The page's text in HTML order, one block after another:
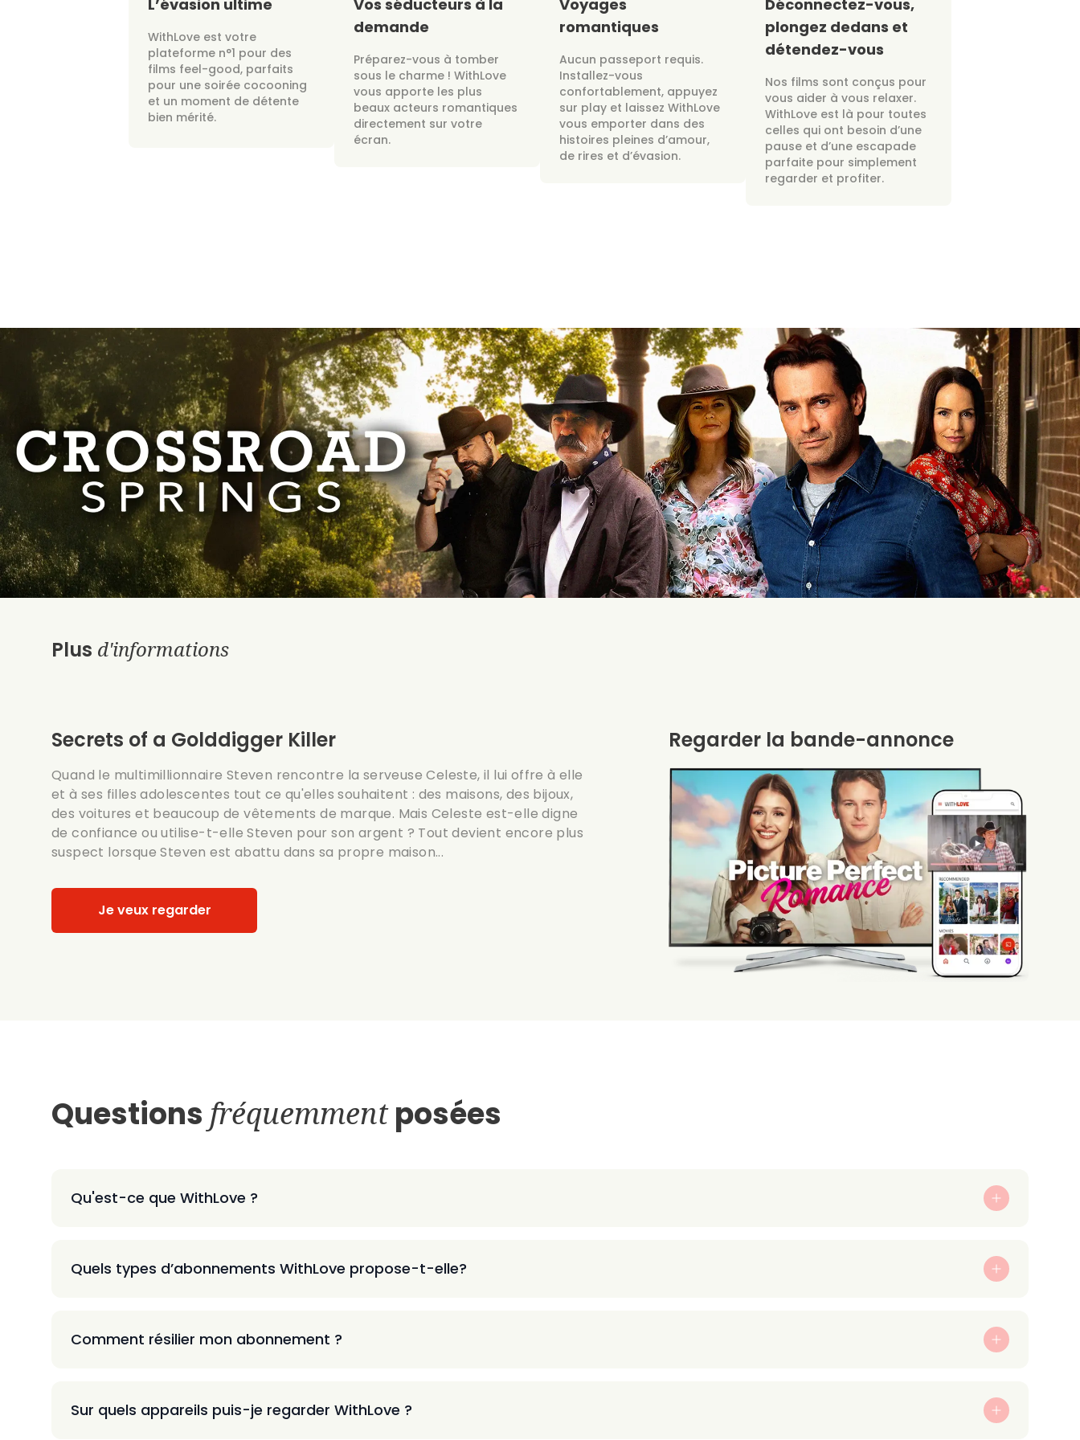
L’évasion ultime
WithLove est votre
plateforme n°1 pour des
films feel-good, parfaits
pour une soirée cocooning
et un moment de détente
bien mérité.
Vos séducteurs à la
demande
Préparez-vous à tomber
sous le charme ! WithLove
vous apporte les plus
beaux acteurs romantiques
directement sur votre
écran.
Voyages
romantiques
Aucun passeport requis.
Installez-vous
confortablement, appuyez
sur play et laissez WithLove
vous emporter dans des
histoires pleines d’amour,
de rires et d’évasion.
Déconnectez-vous,
plongez dedans et
détendez-vous
Nos films sont conçus pour
vous aider à vous relaxer.
WithLove est là pour toutes
celles qui ont besoin d’une
pause et d’une escapade
parfaite pour simplement
regarder et profiter.
Plus d'informations
Secrets of a Golddigger Killer
Quand le multimillionnaire Steven rencontre la serveuse Celeste, il lui offre à elle
et à ses filles adolescentes tout ce qu'elles souhaitent : des maisons, des bijoux,
des voitures et beaucoup de vêtements de marque. Mais Celeste est-elle digne
de confiance ou utilise-t-elle Steven pour son argent ? Tout devient encore plus
suspect lorsque Steven est abattu dans sa propre maison...
Je veux regarder
Regarder la bande-annonce
Questions fréquemmentposées
Qu'est-ce que WithLove ?
Quels types d’abonnements WithLove propose-t-elle?
Comment résilier mon abonnement ?
Sur quels appareils puis-je regarder WithLove ?